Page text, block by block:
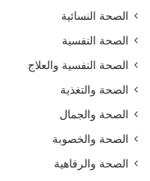
الصحة النسائية
الصحة النفسية
الصحة النفسية والعلاج
الصحة والتغذية
الصحة والجمال
الصحة والخصوبة
الصحة والرفاهية